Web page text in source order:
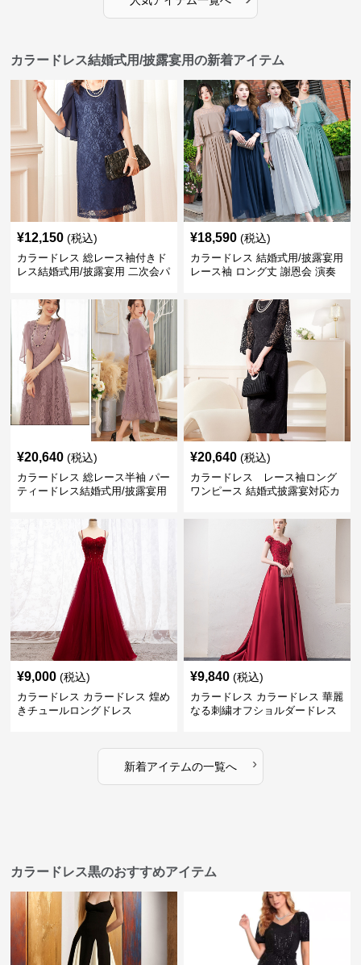
カラードレス結婚式用/披露宴用の新着アイテム
¥12,150 (税込)
カラードレス 総レース袖付きド
レス結婚式用/披露宴用 二次会パ
¥18,590 (税込)
カラードレス 結婚式用/披露宴用
レース袖 ロング丈 謝恩会 演奏
¥20,640 (税込)
カラードレス 総レース半袖 パー
ティードレス結婚式用/披露宴用
¥20,640 (税込)
カラードレス レース袖ロング
ワンピース 結婚式披露宴対応カ
¥9,000 (税込)
カラードレス カラードレス 煌め
きチュールロングドレス
¥9,840 (税込)
カラードレス カラードレス 華麗
なる刺繍オフショルダードレス
新着アイテムの一覧へ ›
カラードレス黒のおすすめアイテム